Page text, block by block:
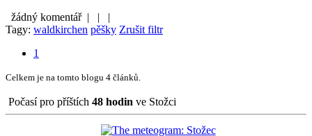
žádný komentář |
|
|
Tagy: waldkirchen pěšky Zrušit filtr
1
Celkem je na tomto blogu 4 článků.
Počasí pro příštích 48 hodin ve Stožci